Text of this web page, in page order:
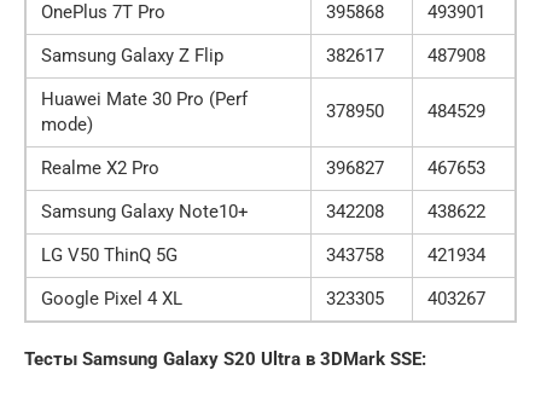
OnePlus 7T Pro
395868
493901
Samsung Galaxy Z Flip
382617
487908
Huawei Mate 30 Pro (Perf
mode)
378950 484529
Realme X2 Pro 396827
467653
Samsung Galaxy Note10+
342208
438622
LG V50 ThinQ 5G
343758
421934
Google Pixel 4 XL
323305 403267
Тесты Samsung Galaxy S20 Ultra в 3DMark SSE: